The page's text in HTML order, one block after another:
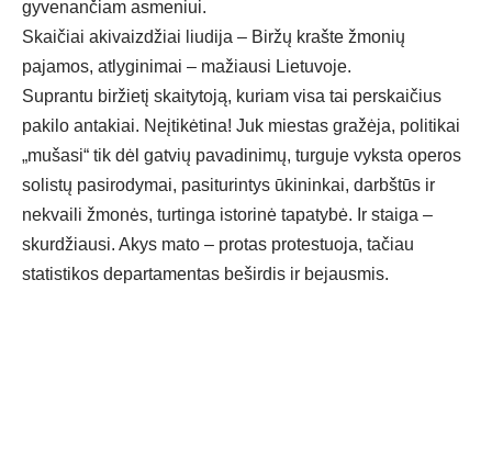
gyvenančiam asmeniui.
Skaičiai akivaizdžiai liudija – Biržų krašte žmonių
pajamos, atlyginimai – mažiausi Lietuvoje.
Suprantu biržietį skaitytoją, kuriam visa tai perskaičius
pakilo antakiai. Neįtikėtina! Juk miestas gražėja, politikai
„mušasi“ tik dėl gatvių pavadinimų, turguje vyksta operos
solistų pasirodymai, pasiturintys ūkininkai, darbštūs ir
nekvaili žmonės, turtinga istorinė tapatybė. Ir staiga –
skurdžiausi. Akys mato – protas protestuoja, tačiau
statistikos departamentas beširdis ir bejausmis.